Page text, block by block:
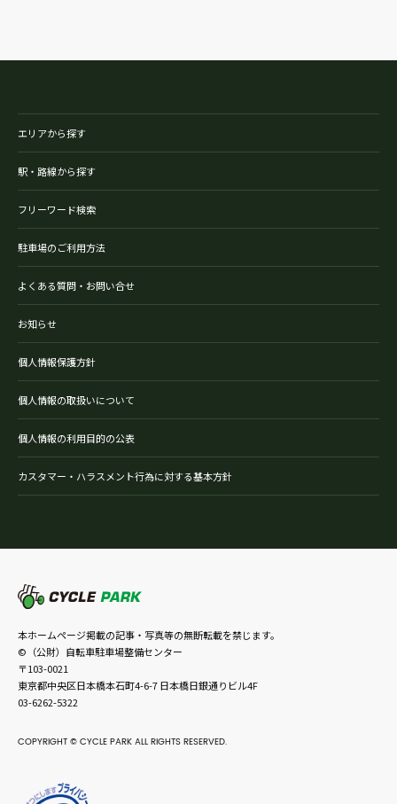
エリアから探す
駅・路線から探す
フリーワード検索
駐車場のご利用方法
よくある質問・お問い合せ
お知らせ
個人情報保護方針
個人情報の取扱いについて
個人情報の利用目的の公表
カスタマー・ハラスメント行為に対する基本方針
本ホームページ掲載の記事・写真等の無断転載を禁じます。
©（公財）自転車駐車場整備センター
〒103-0021
東京都中央区日本橋本石町4-6-7 日本橋日銀通りビル4F
03-6262-5322
COPYRIGHT © CYCLE PARK ALL RIGHTS RESERVED.